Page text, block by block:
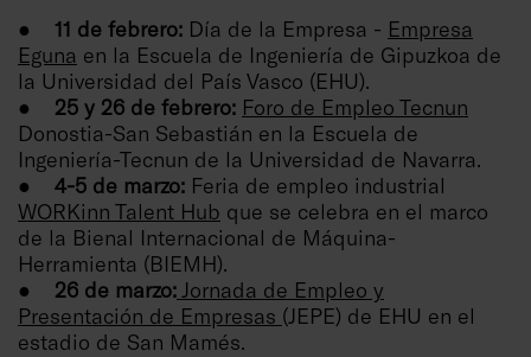
● 11 de febrero: Día de la Empresa - Empresa
Eguna en la Escuela de Ingeniería de Gipuzkoa de
la Universidad del País Vasco (EHU).
● 25 y 26 de febrero: Foro de Empleo Tecnun
Donostia-San Sebastián en la Escuela de
Ingeniería-Tecnun de la Universidad de Navarra.
● 4-5 de marzo: Feria de empleo industrial
WORKinn Talent Hub que se celebra en el marco
de la Bienal Internacional de Máquina-
Herramienta (BIEMH).
● 26 de marzo: Jornada de Empleo y
Presentación de Empresas (JEPE) de EHU en el
estadio de San Mamés.